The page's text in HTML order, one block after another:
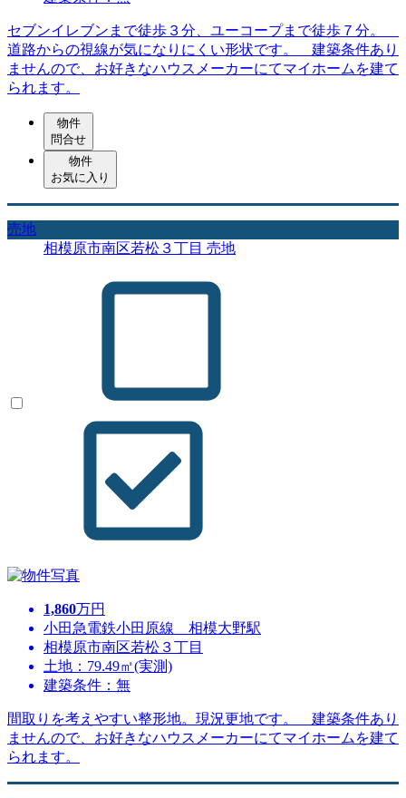
セブンイレブンまで徒歩３分、ユーコープまで徒歩７分。
道路からの視線が気になりにくい形状です。 建築条件あり
ませんので、お好きなハウスメーカーにてマイホームを建て
られます。
物件
問合せ
物件
お気に入り
売地
相模原市南区若松３丁目 売地
1,860万円
小田急電鉄小田原線 相模大野駅
相模原市南区若松３丁目
土地：79.49㎡(実測)
建築条件：無
間取りを考えやすい整形地。現況更地です。 建築条件あり
ませんので、お好きなハウスメーカーにてマイホームを建て
られます。